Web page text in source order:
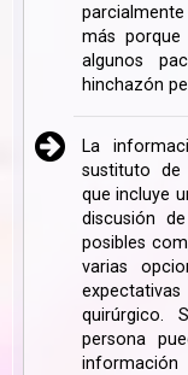
más
algunos
hinchazón
La
sustituto de
que incluye
discusión
posibles
varias
quirúrgico.
persona